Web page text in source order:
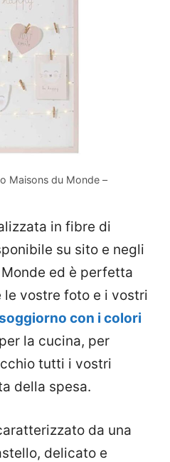
Maisons du Monde –
in fibre di
su sito e negli
ed è perfetta
vostre foto e i vostri
con i colori
la cucina, per
tutti i vostri
della spesa.
da una
delicato e